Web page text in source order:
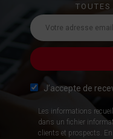
J’accepte de
Les informations
dans un fichier
clients et prospects.